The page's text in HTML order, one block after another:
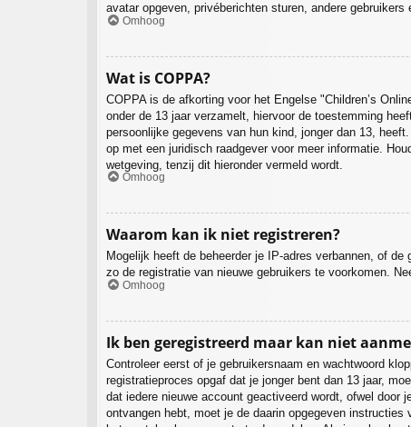
avatar opgeven, privéberichten sturen, andere
Omhoog
Wat is COPPA?
COPPA is de afkorting voor het Engelse "Children’s
onder de 13 jaar verzamelt, hiervoor de toestemming
persoonlijke gegevens van hun kind, jonger dan 13,
op met een juridisch raadgever voor meer informatie.
wetgeving, tenzij dit hieronder vermeld wordt.
Omhoog
Waarom kan ik niet registreren?
Mogelijk heeft de beheerder je IP-adres verbannen, of
zo de registratie van nieuwe gebruikers te voorkomen.
Omhoog
Ik ben geregistreerd maar kan niet
Controleer eerst of je gebruikersnaam en wachtwoord
registratieproces opgaf dat je jonger bent dan 13 jaar,
dat iedere nieuwe account geactiveerd wordt, ofwel door
ontvangen hebt, moet je de daarin opgegeven